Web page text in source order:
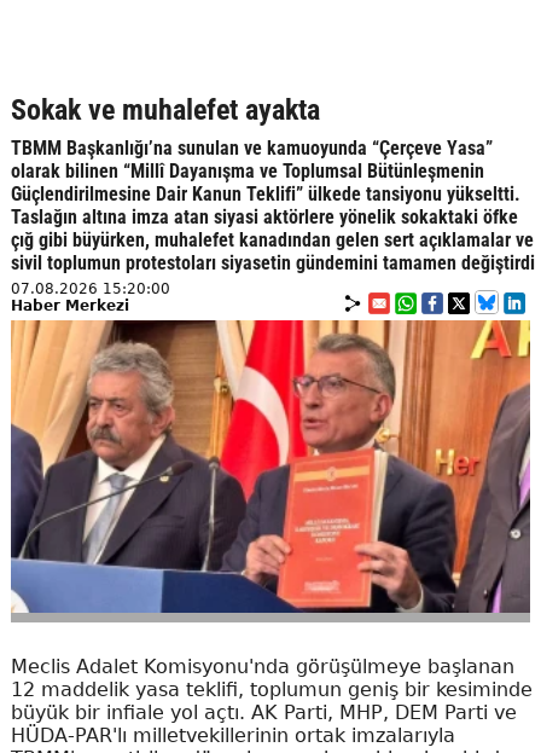
Sokak ve muhalefet ayakta
TBMM Başkanlığı’na sunulan ve kamuoyunda “Çerçeve Yasa”
olarak bilinen “Millî Dayanışma ve Toplumsal Bütünleşmenin
Güçlendirilmesine Dair Kanun Teklifi” ülkede tansiyonu yükseltti.
Taslağın altına imza atan siyasi aktörlere yönelik sokaktaki öfke
çığ gibi büyürken, muhalefet kanadından gelen sert açıklamalar ve
sivil toplumun protestoları siyasetin gündemini tamamen değiştirdi
07.08.2026 15:20:00
Haber Merkezi
Meclis Adalet Komisyonu'nda görüşülmeye başlanan
12 maddelik yasa teklifi, toplumun geniş bir kesiminde
büyük bir infiale yol açtı. AK Parti, MHP, DEM Parti ve
HÜDA-PAR'lı milletvekillerinin ortak imzalarıyla